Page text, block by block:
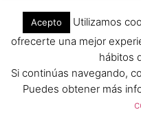
tratamientos reductores;
Todos los
Acepto
Utilizamos
ofrecerte una mejor
hábitos
Si continúas navegando,
Puedes obtener más